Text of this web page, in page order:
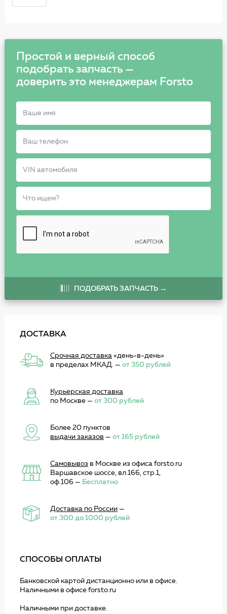
Простой и верный способ
подобрать запчасть —
доверить это менеджерам Forsto
ПОДОБРАТЬ ЗАПЧАСТЬ →
ДОСТАВКА
Срочная доставка«день-в-день»
в пределах МКАД. — от 350 рублей
Курьерская доставка
по Москве — от 300 рублей
Более 20 пунктов
выдачи заказов — от 165 рублей
Самовывоз в Москве из офиса forsto.ru
Варшавское шоссе, вл.166, стр.1,
оф.106 — Бесплатно
Доставка по России—
от 300 до 1000 рублей
СПОСОБЫ ОПЛАТЫ
Банковской картой дистанционно или в офисе.
Наличными в офисе forsto.ru
Наличными при доставке.